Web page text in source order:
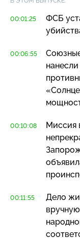
00:01:25
ФСБ
00:06:55
00:10:08
Миссия
00:11:55
Дело